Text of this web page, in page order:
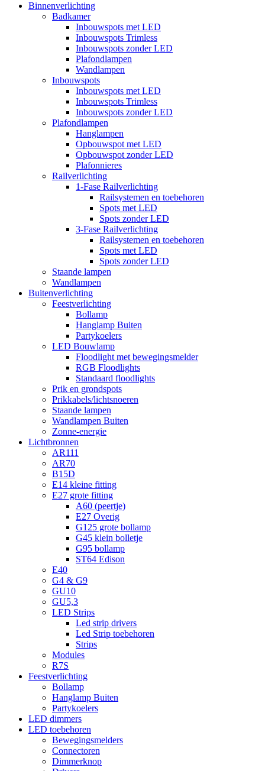
Binnenverlichting
Badkamer
Inbouwspots met LED
Inbouwspots Trimless
Inbouwspots zonder LED
Plafondlampen
Wandlampen
Inbouwspots
Inbouwspots met LED
Inbouwspots Trimless
Inbouwspots zonder LED
Plafondlampen
Hanglampen
Opbouwspot met LED
Opbouwspot zonder LED
Plafonnieres
Railverlichting
1-Fase Railverlichting
Railsystemen en toebehoren
Spots met LED
Spots zonder LED
3-Fase Railverlichting
Railsystemen en toebehoren
Spots met LED
Spots zonder LED
Staande lampen
Wandlampen
Buitenverlichting
Feestverlichting
Bollamp
Hanglamp Buiten
Partykoelers
LED Bouwlamp
Floodlight met bewegingsmelder
RGB Floodlights
Standaard floodlights
Prik en grondspots
Prikkabels/lichtsnoeren
Staande lampen
Wandlampen Buiten
Zonne-energie
Lichtbronnen
AR111
AR70
B15D
E14 kleine fitting
E27 grote fitting
A60 (peertje)
E27 Overig
G125 grote bollamp
G45 klein bolletje
G95 bollamp
ST64 Edison
E40
G4 & G9
GU10
GU5,3
LED Strips
Led strip drivers
Led Strip toebehoren
Strips
Modules
R7S
Feestverlichting
Bollamp
Hanglamp Buiten
Partykoelers
LED dimmers
LED toebehoren
Bewegingsmelders
Connectoren
Dimmerknop